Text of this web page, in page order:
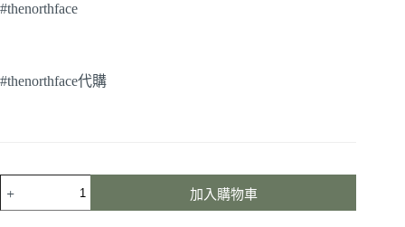
#thenorthface
#thenorthface代購
加入購物車